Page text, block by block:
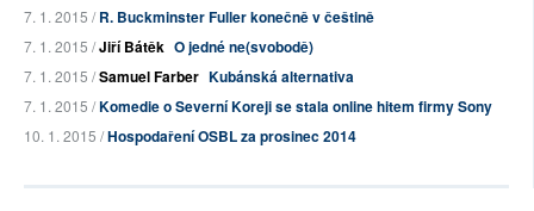
7. 1. 2015 /R. Buckminster Fuller konečně v češtině
7. 1. 2015 /Jiří Bátěk O jedné ne(svobodě)
7. 1. 2015 /Samuel Farber Kubánská alternativa
7. 1. 2015 /Komedie o Severní Koreji se stala online hitem firmy Sony
10. 1. 2015 /Hospodaření OSBL za prosinec 2014